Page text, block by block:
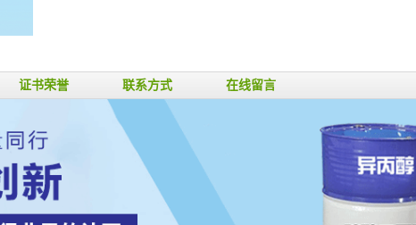
证书荣誉 联系方式 在线留言